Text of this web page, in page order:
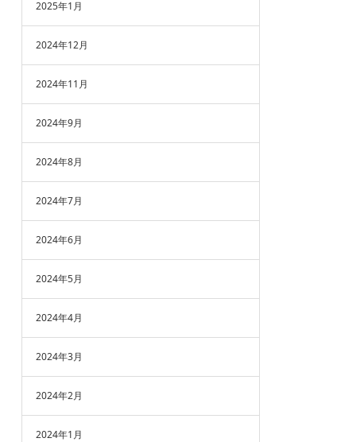
2025年1月
2024年12月
2024年11月
2024年9月
2024年8月
2024年7月
2024年6月
2024年5月
2024年4月
2024年3月
2024年2月
2024年1月